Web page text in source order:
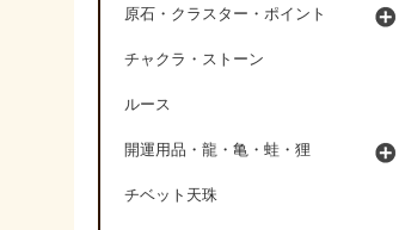
原石・クラスター・ポイント
チャクラ・ストーン
ルース
開運用品・龍・亀・蛙・狸
チベット天珠